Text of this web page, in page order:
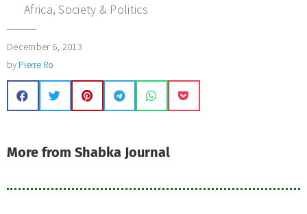
Africa,Society & Politics
December 6, 2013
by Pierre Ro
More from Shabka Journal